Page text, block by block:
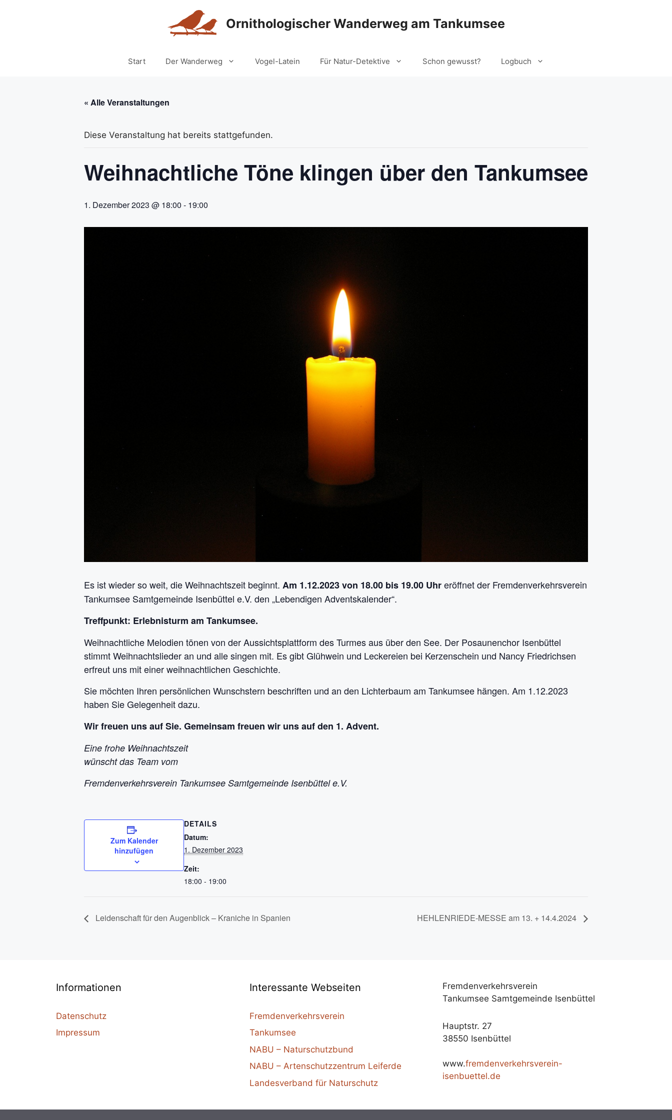
Ornithologischer Wanderweg am Tankumsee
Start Der Wanderweg Vogel-Latein Für Natur-Detektive Schon gewusst? Logbuch
« Alle Veranstaltungen
Diese Veranstaltung hat bereits stattgefunden.
Weihnachtliche Töne klingen über den Tankumsee
1. Dezember 2023 @ 18:00 - 19:00
Es ist wieder so weit, die Weihnachtszeit beginnt. Am 1.12.2023 von 18.00 bis 19.00 Uhreröffnet der Fremdenverkehrsverein
Tankumsee Samtgemeinde Isenbüttel e.V. den „Lebendigen Adventskalender“.
Treffpunkt: Erlebnisturm am Tankumsee.
Weihnachtliche Melodien tönen von der Aussichtsplattform des Turmes aus über den See. Der Posaunenchor Isenbüttel
stimmt Weihnachtslieder an und alle singen mit. Es gibt Glühwein und Leckereien bei Kerzenschein und Nancy Friedrichsen
erfreut uns mit einer weihnachtlichen Geschichte.
Sie möchten Ihren persönlichen Wunschstern beschriften und an den Lichterbaum am Tankumsee hängen. Am 1.12.2023
haben Sie Gelegenheit dazu.
Wir freuen uns auf Sie. Gemeinsam freuen wir uns auf den 1. Advent.
Eine frohe Weihnachtszeit
wünscht das Team vom
Fremdenverkehrsverein Tankumsee Samtgemeinde Isenbüttel e.V.
Zum Kalender
hinzufügen
DETAILS
Datum:
1. Dezember 2023
Zeit:
18:00 - 19:00
Leidenschaft für den Augenblick – Kraniche in Spanien HEHLENRIEDE-MESSE am 13. + 14.4.2024
Informationen
Datenschutz
Impressum
Interessante Webseiten
Fremdenverkehrsverein
Tankumsee
NABU – Naturschutzbund
NABU – Artenschutzzentrum Leiferde
Landesverband für Naturschutz
Fremdenverkehrsverein
Tankumsee Samtgemeinde Isenbüttel
Hauptstr. 27
38550 Isenbüttel
www.fremdenverkehrsverein-
isenbuettel.de